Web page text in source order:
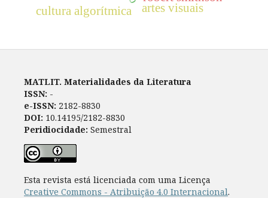
cultura algorítmica
artes visuais
MATLIT. Materialidades da Literatura
ISSN: -
e-ISSN: 2182-8830
DOI: 10.14195/2182-8830
Peridiocidade: Semestral
Esta revista está licenciada com uma Licença
Creative Commons - Atribuição 4.0 Internacional.